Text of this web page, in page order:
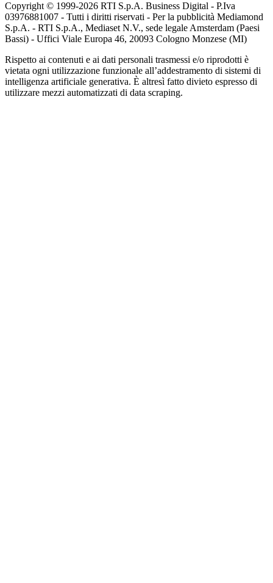
Copyright © 1999-2026 RTI S.p.A. Business Digital - P.Iva
03976881007 - Tutti i diritti riservati - Per la pubblicità Mediamond
S.p.A. - RTI S.p.A., Mediaset N.V., sede legale Amsterdam (Paesi
Bassi) - Uffici Viale Europa 46, 20093 Cologno Monzese (MI)
Rispetto ai contenuti e ai dati personali trasmessi e/o riprodotti è
vietata ogni utilizzazione funzionale all’addestramento di sistemi di
intelligenza artificiale generativa. È altresì fatto divieto espresso di
utilizzare mezzi automatizzati di data scraping.